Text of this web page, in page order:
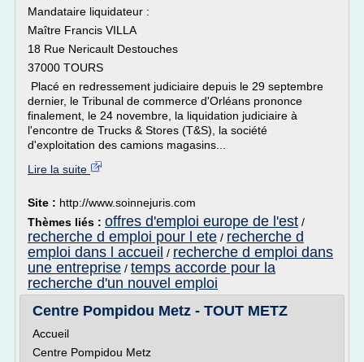
Mandataire liquidateur :
Maître Francis VILLA
18 Rue Nericault Destouches
37000 TOURS
Placé en redressement judiciaire depuis le 29 septembre
dernier, le Tribunal de commerce d'Orléans prononce
finalement, le 24 novembre, la liquidation judiciaire à
l'encontre de Trucks & Stores (T&S), la société
d'exploitation des camions magasins...
Lire la suite
Site : http://www.soinnejuris.com
Thèmes liés : offres d'emploi europe de l'est /
recherche d emploi pour l ete / recherche d
emploi dans l accueil / recherche d emploi dans
une entreprise / temps accorde pour la
recherche d'un nouvel emploi
Centre Pompidou Metz - TOUT METZ
Accueil
Centre Pompidou Metz